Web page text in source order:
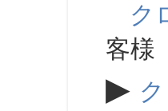
ク
客様
▶